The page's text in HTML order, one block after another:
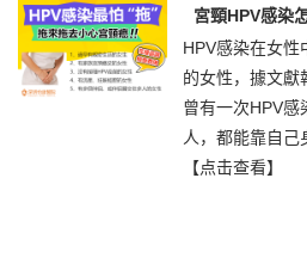
宮頸HPV感染
HPV感染在女性
的女性，據文獻
曾有一次HPV感
人，都能靠自己
【点击查看】